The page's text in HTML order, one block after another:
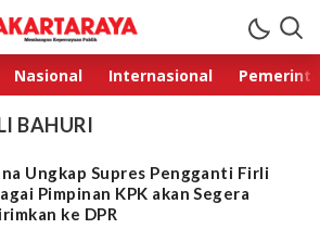
RayaKepercayaan Publik
Nasional Internasional
BAHURI
Ungkap Supres Pengganti Firli
Pimpinan KPK akan Segera
ke DPR